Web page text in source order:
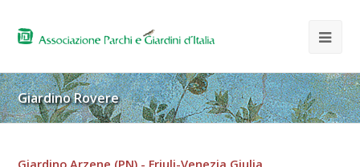
Giardino Rovere
Giardino Arzene (PN) - Friuli-Venezia Giulia